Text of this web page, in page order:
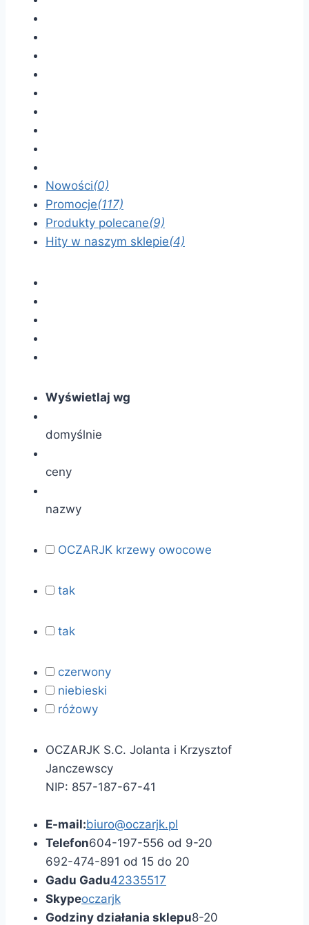
Nowości(0)
Promocje(117)
Produkty polecane(9)
Hity w naszym sklepie(4)
Wyświetlaj wg
domyślnie
ceny
nazwy
OCZARJK krzewy owocowe
tak
tak
czerwony
niebieski
różowy
OCZARJK S.C. Jolanta i Krzysztof
Janczewscy
NIP: 857-187-67-41
E-mail:biuro@oczarjk.pl
Telefon604-197-556 od 9-20
692-474-891 od 15 do 20
Gadu Gadu42335517
Skypeoczarjk
Godziny działania sklepu8-20